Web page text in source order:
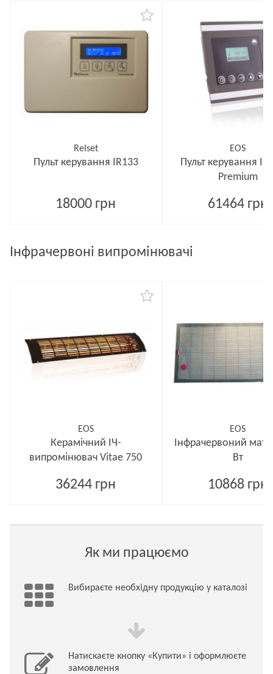
Relset
Пульт керування IR133
18000 грн
EOS
Пульт керування
Premium
61464 грн
Інфрачервоні випромінювачі
EOS
Керамічний ІЧ-
випромінювач Vitae 750
36244 грн
EOS
Інфрачервоний мат
Вт
10868 грн
Як ми працюємо
Вибираєте необхідну продукцію у каталозі
Натискаєте кнопку «Купити» і оформлюєте
замовлення